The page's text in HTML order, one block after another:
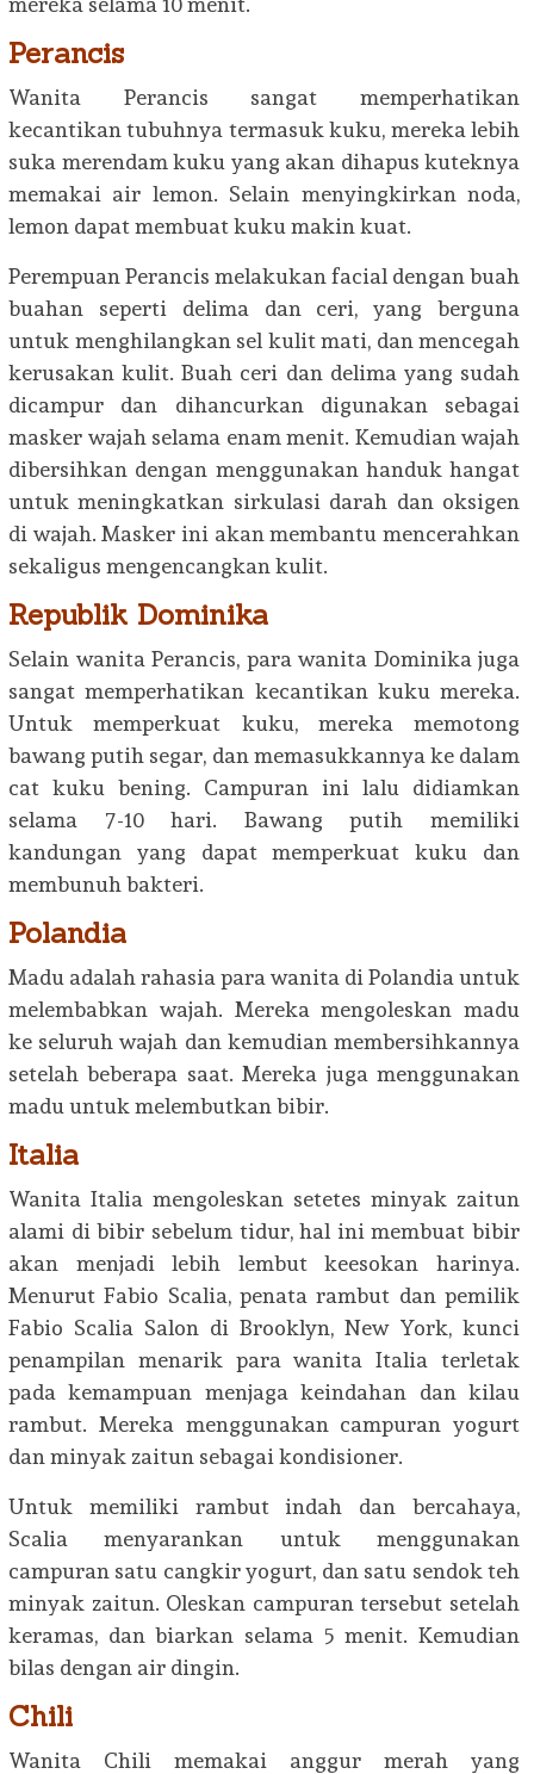
Perancis
Wanita Perancis sangat memperhatikan
kecantikan tubuhnya termasuk kuku, mereka lebih
suka merendam kuku yang akan dihapus kuteknya
memakai air lemon. Selain menyingkirkan noda,
lemon dapat membuat kuku makin kuat.
Perempuan Perancis melakukan facial dengan buah
buahan seperti delima dan ceri, yang berguna
untuk menghilangkan sel kulit mati, dan mencegah
kerusakan kulit. Buah ceri dan delima yang sudah
dicampur dan dihancurkan digunakan sebagai
masker wajah selama enam menit. Kemudian wajah
dibersihkan dengan menggunakan handuk hangat
untuk meningkatkan sirkulasi darah dan oksigen
di wajah. Masker ini akan membantu mencerahkan
sekaligus mengencangkan kulit.
Republik Dominika
Selain wanita Perancis, para wanita Dominika juga
sangat memperhatikan kecantikan kuku mereka.
Untuk memperkuat kuku, mereka memotong
bawang putih segar, dan memasukkannya ke dalam
cat kuku bening. Campuran ini lalu didiamkan
selama 7-10 hari. Bawang putih memiliki
kandungan yang dapat memperkuat kuku dan
membunuh bakteri.
Polandia
Madu adalah rahasia para wanita di Polandia untuk
melembabkan wajah. Mereka mengoleskan madu
ke seluruh wajah dan kemudian membersihkannya
setelah beberapa saat. Mereka juga menggunakan
madu untuk melembutkan bibir.
Italia
Wanita Italia mengoleskan setetes minyak zaitun
alami di bibir sebelum tidur, hal ini membuat bibir
akan menjadi lebih lembut keesokan harinya.
Menurut Fabio Scalia, penata rambut dan pemilik
Fabio Scalia Salon di Brooklyn, New York, kunci
penampilan menarik para wanita Italia terletak
pada kemampuan menjaga keindahan dan kilau
rambut. Mereka menggunakan campuran yogurt
dan minyak zaitun sebagai kondisioner.
Untuk memiliki rambut indah dan bercahaya,
Scalia menyarankan untuk menggunakan
campuran satu cangkir yogurt, dan satu sendok teh
minyak zaitun. Oleskan campuran tersebut setelah
keramas, dan biarkan selama 5 menit. Kemudian
bilas dengan air dingin.
Chili
Wanita Chili memakai anggur merah yang